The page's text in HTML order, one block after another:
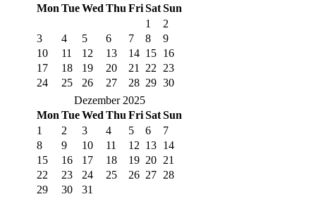
Mon TueWed Thu FriSatSun
1
2
3
4 5 6 7 8
9
10
11 12 13 14 15 16
17
18 19 20 21 22
23
24
25 26 27 28 29 30
Dezember 2025
Mon TueWed Thu FriSatSun
1
2 3 4 5 6
7
8
9 10 11 12 13 14
15
16 17 18 19 20 21
22
23 24 25 26 27 28
29
30 31